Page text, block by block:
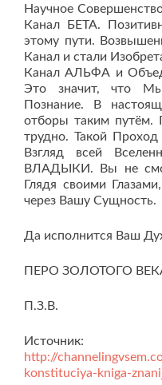
Научное
Канал БЕТА.
этому пути.
Канал и стали
Канал АЛЬФА и
Это значит, что
Познание. В
отборы таким
трудно. Такой Проход
Взгляд всей
ВЛАДЫКИ. Вы не
Глядя своими
через Вашу Сущность.
Да исполнится Ваш
ПЕРО ЗОЛОТОГО
П.З.В.
Источник:
http://
konstituciya-kniga-